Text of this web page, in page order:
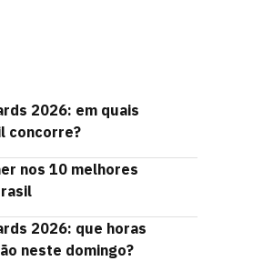
2026: em quais
concorre?
nos 10 melhores
2026: que horas
neste domingo?